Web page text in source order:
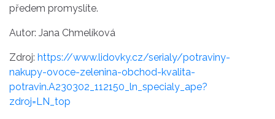
předem promyslíte.
Autor: Jana Chmelíková
Zdroj: https://www.lidovky.cz/serialy/potraviny-
nakupy-ovoce-zelenina-obchod-kvalita-
potravin.A230302_112150_ln_specialy_ape?
zdroj=LN_top